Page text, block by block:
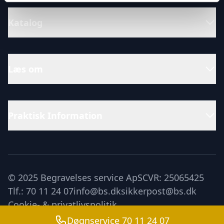
Katalog
© 2025 Begravelses service ApSCVR: 25065425
Tlf.: 70 11 24 07info@bs.dksikkerpost@bs.dk
Cookie- & privatlivspolitik
Døgnservice 70 11 24 07